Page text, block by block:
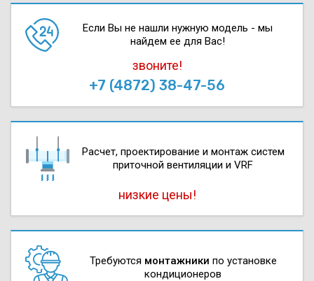
Если Вы не нашли нужную модель - мы
найдем ее для Вас!
звоните!
+7 (4872) 38-47-56
Расчет, проектирова­ние и монтаж систем
приточной вентиляции и VRF
низкие цены!
Требуются монтажники по установке
кондиционеров